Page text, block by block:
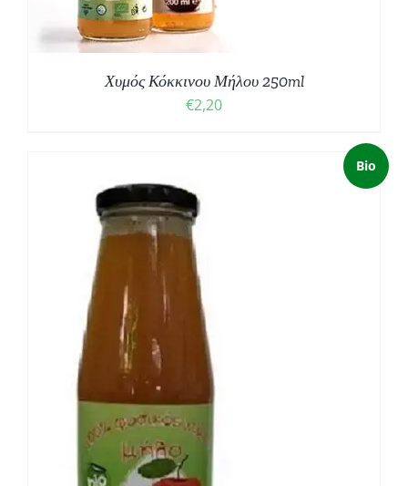
Χυμός Κόκκινου Μήλου 250ml
€2,20
Bio